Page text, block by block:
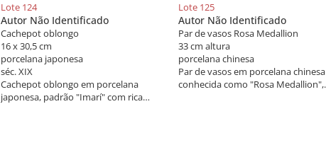
Lote 124
Autor Não Identificado
Cachepot oblongo
16 x 30,5 cm
porcelana japonesa
séc. XIX
Cachepot oblongo em porcelana
japonesa, padrão "Imarí" com rica
Lote 125
Autor Não Identificado
Par de vasos Rosa Medallion
33 cm altura
porcelana chinesa
Par de vasos em porcelana chinesa
conhecida como "Rosa Medallion",